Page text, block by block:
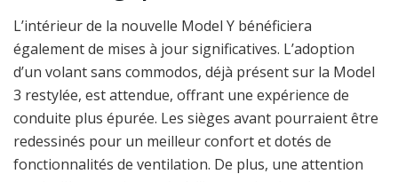
L’intérieur de la nouvelle Model Y bénéficiera
également de mises à jour significatives. L’adoption
d’un volant sans commodos, déjà présent sur la Model
3 restylée, est attendue, offrant une expérience de
conduite plus épurée. Les sièges avant pourraient être
redessinés pour un meilleur confort et dotés de
fonctionnalités de ventilation. De plus, une attention